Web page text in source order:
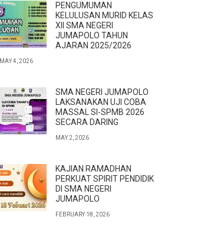
PENGUMUMAN
KELULUSAN MURID KELAS
XII SMA NEGERI
JUMAPOLO TAHUN
AJARAN 2025/2026
MAY 4, 2026
SMA NEGERI JUMAPOLO
LAKSANAKAN UJI COBA
MASSAL SI-SPMB 2026
SECARA DARING
MAY 2, 2026
KAJIAN RAMADHAN
PERKUAT SPIRIT PENDIDIK
DI SMA NEGERI
JUMAPOLO
FEBRUARY 18, 2026